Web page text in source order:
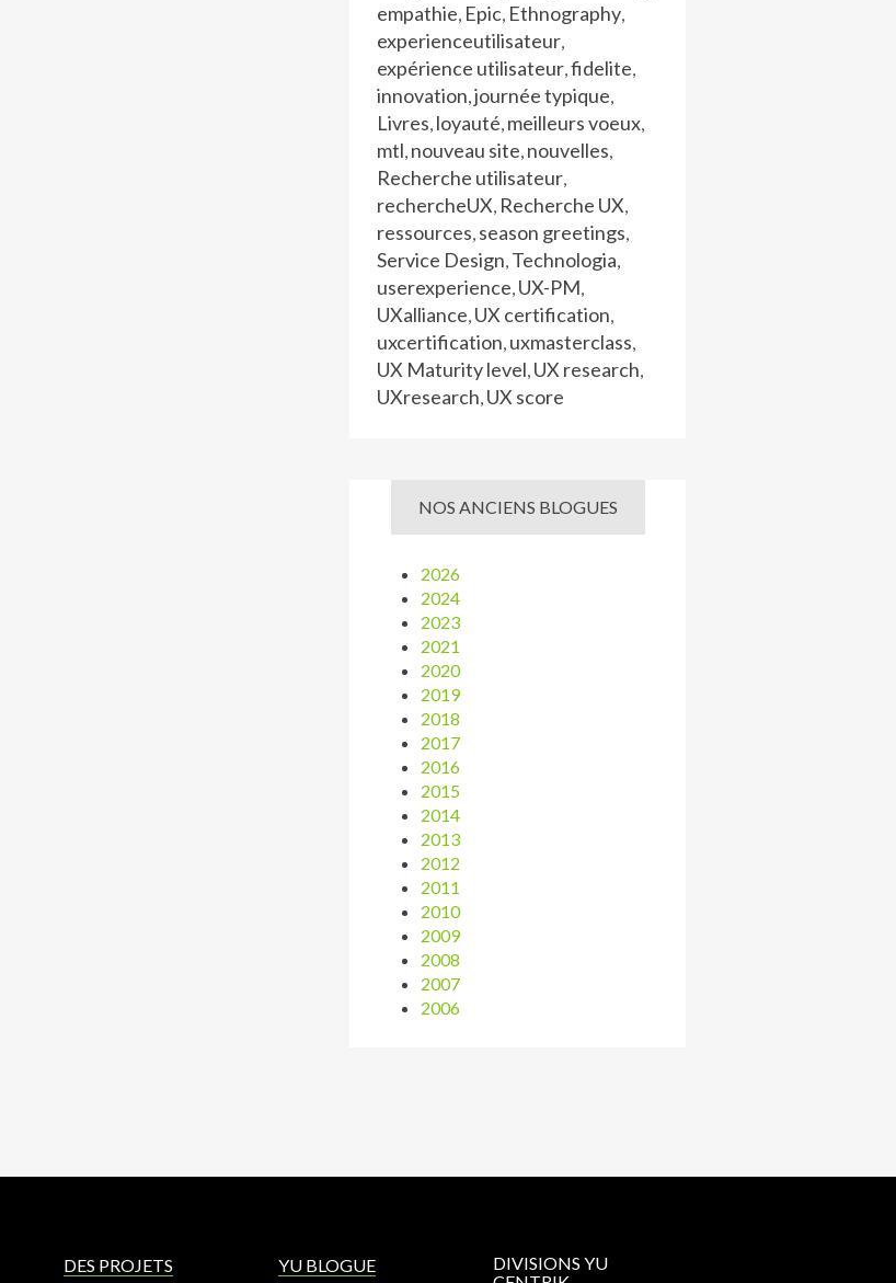
empathie, Epic, Ethnography,
experienceutilisateur,
expérience utilisateur,fidelite,
innovation,journée typique,
Livres, loyauté, meilleurs voeux,
mtl, nouveau site, nouvelles,
Recherche utilisateur,
rechercheUX, Recherche UX,
ressources, season greetings,
Service Design, Technologia,
userexperience, UX-PM,
UXalliance, UX certification,
uxcertification, uxmasterclass,
UX Maturity level, UX research,
UXresearch, UX score
NOS ANCIENS BLOGUES
2026
2024
2023
2021
2020
2019
2018
2017
2016
2015
2014
2013
2012
2011
2010
2009
2008
2007
2006
DES PROJETS YU BLOGUE
DIVISIONS YU